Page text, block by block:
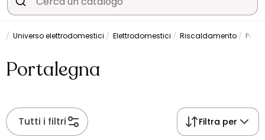
Universo elettrodomestici Elettrodomestici Riscaldamento
Portalegna
Tutti i filtri Filtra per